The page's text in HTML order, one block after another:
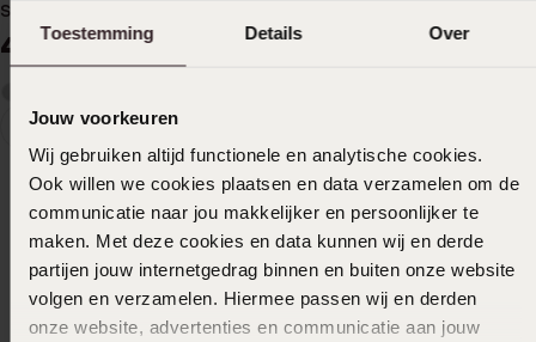
Toestemming Details Over
Jouw voorkeuren
Wij gebruiken altijd functionele en analytische cookies.
Ook willen we cookies plaatsen en data verzamelen om de
communicatie naar jou makkelijker en persoonlijker te
maken. Met deze cookies en data kunnen wij en derde
partijen jouw internetgedrag binnen en buiten onze website
volgen en verzamelen. Hiermee passen wij en derden
onze website, advertenties en communicatie aan jouw
Silber, vergoldet, Steg
44 99
Seite
Seite
Ohrringe
Ohrringe: Es gibt sie in einer Vielzahl an Stilen, Größen,
Materialien und Farben, für Jung und Alt. Bei Lucardi findest du
Ohrstecker, Ohrhänger, Ohrringe und Kreolen, jeweils in
verschiedenen Farben, mit unterschiedlichen dekorativen
Edelsteinen und Figuren.